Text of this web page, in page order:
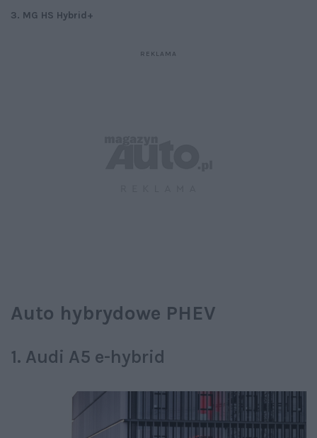
3. MG HS Hybrid+
Auto hybrydowe PHEV
1. Audi A5 e-hybrid